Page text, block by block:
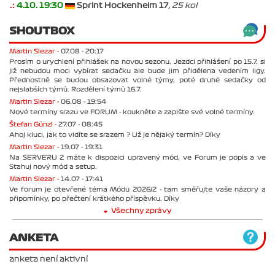
.: 4.10. 19:30 Sprint Hockenheim 17, 25 kol
SHOUTBOX
Martin Slezar - 07.08 - 20:17
Prosím o urychlení přihlášek na novou sezonu. Jezdci přihlášení po 15.7. si
již nebudou moci vybírat sedačku ale bude jim přidělena vedením ligy.
Přednostně se budou obsazovat volné týmy, poté druhé sedačky od
nejslabších týmů. Rozdělení týmů 16.7.
Martin Slezar - 06.08 - 19:54
Nové termíny srazu ve FORUM - koukněte a zapište své volné termíny.
Štefan Günzl - 27.07 - 08:45
Ahoj kluci, jak to vidíte se srazem ? Už je nějaký termín? Díky
Martin Slezar - 19.07 - 19:31
Na SERVERU 2 máte k dispozici upravený mód, ve Forum je popis a ve
Stahuj nový mód a setup.
Martin Slezar - 14.07 - 17:41
Ve forum je otevřené téma Módu 2026/2 - tam směřujte vaše názory a
připomínky, po přečtení krátkého příspěvku. Díky
Všechny zprávy
ANKETA
anketa není aktivní